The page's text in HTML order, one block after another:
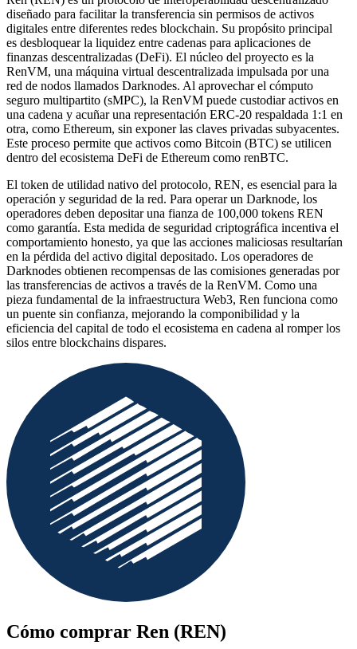
diseñado para facilitar la transferencia sin permisos de activos
digitales entre diferentes redes blockchain. Su propósito principal
es desbloquear la liquidez entre cadenas para aplicaciones de
finanzas descentralizadas (DeFi). El núcleo del proyecto es la
RenVM, una máquina virtual descentralizada impulsada por una
red de nodos llamados Darknodes. Al aprovechar el cómputo
seguro multipartito (sMPC), la RenVM puede custodiar activos en
una cadena y acuñar una representación ERC-20 respaldada 1:1 en
otra, como Ethereum, sin exponer las claves privadas subyacentes.
Este proceso permite que activos como Bitcoin (BTC) se utilicen
dentro del ecosistema DeFi de Ethereum como renBTC.
El token de utilidad nativo del protocolo, REN, es esencial para la
operación y seguridad de la red. Para operar un Darknode, los
operadores deben depositar una fianza de 100,000 tokens REN
como garantía. Esta medida de seguridad criptográfica incentiva el
comportamiento honesto, ya que las acciones maliciosas resultarían
en la pérdida del activo digital depositado. Los operadores de
Darknodes obtienen recompensas de las comisiones generadas por
las transferencias de activos a través de la RenVM. Como una
pieza fundamental de la infraestructura Web3, Ren funciona como
un puente sin confianza, mejorando la componibilidad y la
eficiencia del capital de todo el ecosistema en cadena al romper los
silos entre blockchains dispares.
Cómo comprar Ren (REN)